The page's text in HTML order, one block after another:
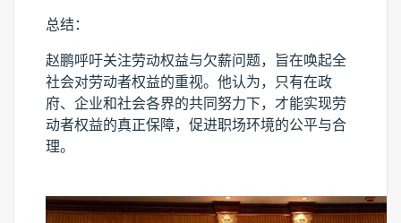
总结：
赵鹏呼吁关注劳动权益与欠薪问题，旨在唤起全
社会对劳动者权益的重视。他认为，只有在政
府、企业和社会各界的共同努力下，才能实现劳
动者权益的真正保障，促进职场环境的公平与合
理。